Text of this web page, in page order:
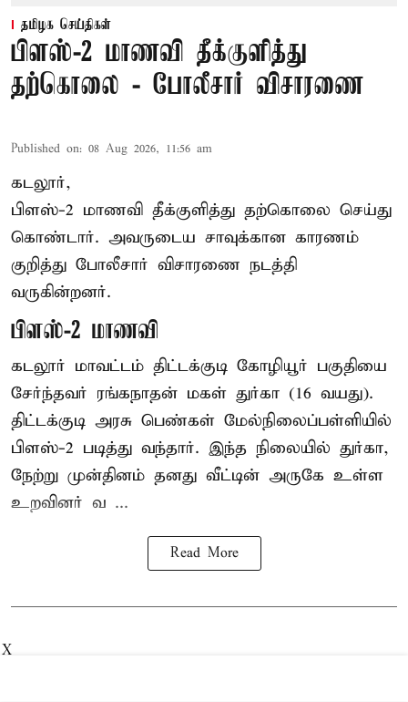
தமிழக செய்திகள்
பிளஸ்-2 மாணவி தீக்குளித்து
தற்கொலை - போலீசார் விசாரணை
Published on: 08 Aug 2026, 11:56 am
கடலூர்,
பிளஸ்-2 மாணவி தீக்குளித்து தற்கொலை செய்து
கொண்டார். அவருடைய சாவுக்கான காரணம்
குறித்து போலீசார் விசாரணை நடத்தி
வருகின்றனர்.
பிளஸ்-2 மாணவி
கடலூர் மாவட்டம் திட்டக்குடி கோழியூர் பகுதியை
சேர்ந்தவர் ரங்கநாதன் மகள் துர்கா (16 வயது).
திட்டக்குடி அரசு பெண்கள் மேல்நிலைப்பள்ளியில்
பிளஸ்-2 படித்து வந்தார். இந்த நிலையில் துர்கா,
நேற்று முன்தினம் தனது வீட்டின் அருகே உள்ள
உறவினர் வ ...
Read More
X